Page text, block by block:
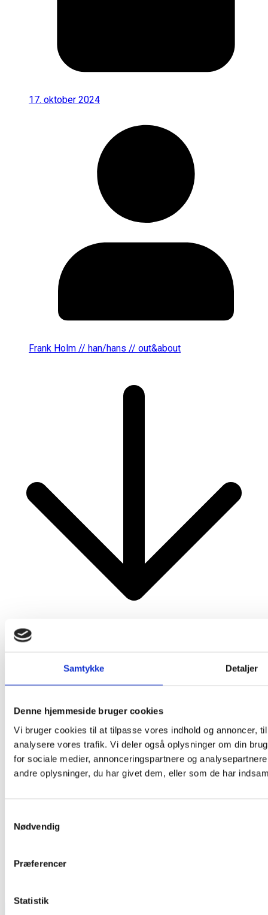
Samtykke Detaljer
Denne hjemmeside bruger cookies
Vi bruger cookies til at tilpasse vores indhold og annoncer,
analysere vores trafik. Vi deler også oplysninger om din
for sociale medier, annonceringspartnere og
andre oplysninger, du har givet dem, eller som de har
Nødvendig
Præferencer
Statistik
17. oktober 2024
Frank Holm // han/hans // out&about
Mest Læste